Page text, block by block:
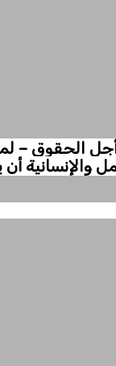
الحقوق –
والإنسانية أن